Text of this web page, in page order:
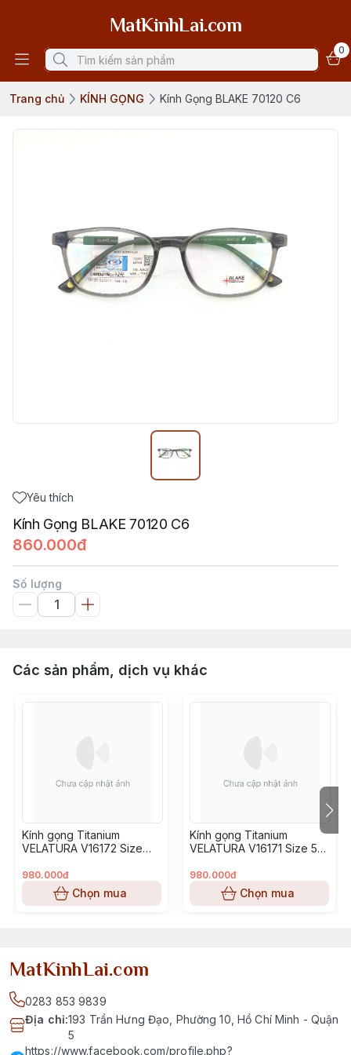
MatKinhLai.com
0
Trang chủ KÍNH GỌNG Kính Gọng BLAKE 70120 C6
Yêu thích
Kính Gọng BLAKE 70120 C6
860.000đ
Số lượng
Các sản phẩm, dịch vụ khác
Kính gọng Titanium
VELATURA V16172 Size
980.000đ
Chọn mua
Kính gọng Titanium
VELATURA V16171 Size 53-
980.000đ
Chọn mua
MatKinhLai.com
0283 853 9839
Địa chỉ:193 Trần Hưng Đạo, Phường 10, Hồ Chí Minh - Quận
5
https://www.facebook.com/profile.php?